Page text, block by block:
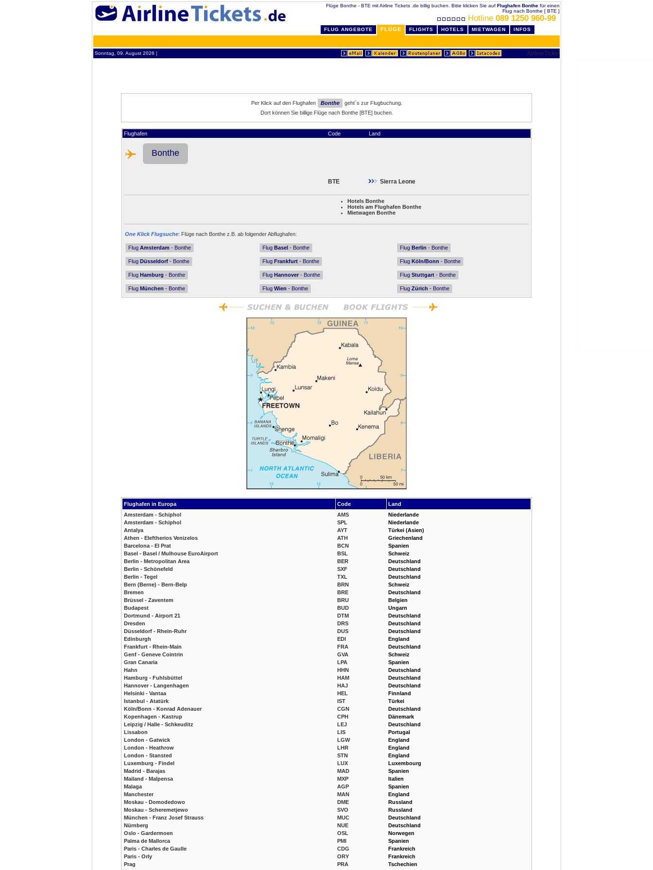
Flüge Bonthe - BTE mit Airline Tickets .de billig buchen. Bitte klicken Sie auf Flughafen Bonthe für einen
Flug nach Bonthe [ BTE ]
Hotline 089 1250 960-99
FLUG ANGEBOTE FLÜGE FLIGHTS HOTELS MIETWAGEN INFOS
Sonntag, 09. August 2026 ¦
Per Klick auf den Flughafen Bonthe
geht´s zur Flugbuchung.
Dort können Sie billige Flüge nach Bonthe [BTE] buchen.
Flughafen Code Land
Bonthe
BTE Sierra Leone
Hotels Bonthe
Hotels am Flughafen Bonthe
Mietwagen Bonthe
One Klick Flugsuche: Flüge nach Bonthe z.B. ab folgender Abflughafen:
Flug Amsterdam - Bonthe Flug Basel - Bonthe Flug Berlin - Bonthe
Flug Düsseldorf - Bonthe Flug Frankfurt - Bonthe Flug Köln/Bonn - Bonthe
Flug Hamburg - Bonthe Flug Hannover - Bonthe Flug Stuttgart - Bonthe
Flug München - Bonthe Flug Wien - Bonthe Flug Zürich - Bonthe
Flughafen in Europa Code
Land
Amsterdam - Schiphol
Amsterdam - Schiphol
Antalya
Athen - Eleftherios Venizelos
Barcelona - El Prat
Basel - Basel / Mulhouse EuroAirport
Berlin - Metropolitan Area
Berlin - Schönefeld
Berlin - Tegel
Bern (Berne) - Bern-Belp
Bremen
Brüssel - Zaventem
Budapest
Dortmund - Airport 21
Dresden
Düsseldorf - Rhein-Ruhr
Edinburgh
Frankfurt - Rhein-Main
Genf - Geneve Cointrin
Gran Canaria
Hahn
Hamburg - Fuhlsbüttel
Hannover - Langenhagen
Helsinki - Vantaa
Istanbul - Atatürk
Köln/Bonn - Konrad Adenauer
Kopenhagen - Kastrup
Leipzig / Halle - Schkeuditz
Lissabon
London - Gatwick
London - Heathrow
London - Stansted
Luxemburg - Findel
Madrid - Barajas
Mailand - Malpensa
Malaga
Manchester
Moskau - Domodedowo
Moskau - Scheremetjewo
München - Franz Josef Strauss
Nürnberg
Oslo - Gardermoen
Palma de Mallorca
Paris - Charles de Gaulle
Paris - Orly
Prag
AMS
SPL
AYT
ATH
BCN
BSL
BER
SXF
TXL
BRN
BRE
BRU
BUD
DTM
DRS
DUS
EDI
FRA
GVA
LPA
HHN
HAM
HAJ
HEL
IST
CGN
CPH
LEJ
LIS
LGW
LHR
STN
LUX
MAD
MXP
AGP
MAN
DME
SVO
MUC
NUE
OSL
PMI
CDG
ORY
PRA
Niederlande
Niederlande
Türkei (Asien)
Griechenland
Spanien
Schweiz
Deutschland
Deutschland
Deutschland
Schweiz
Deutschland
Belgien
Ungarn
Deutschland
Deutschland
Deutschland
England
Deutschland
Schweiz
Spanien
Deutschland
Deutschland
Deutschland
Finnland
Türkei
Deutschland
Dänemark
Deutschland
Portugal
England
England
England
Luxembourg
Spanien
Italien
Spanien
England
Russland
Russland
Deutschland
Deutschland
Norwegen
Spanien
Frankreich
Frankreich
Tschechien